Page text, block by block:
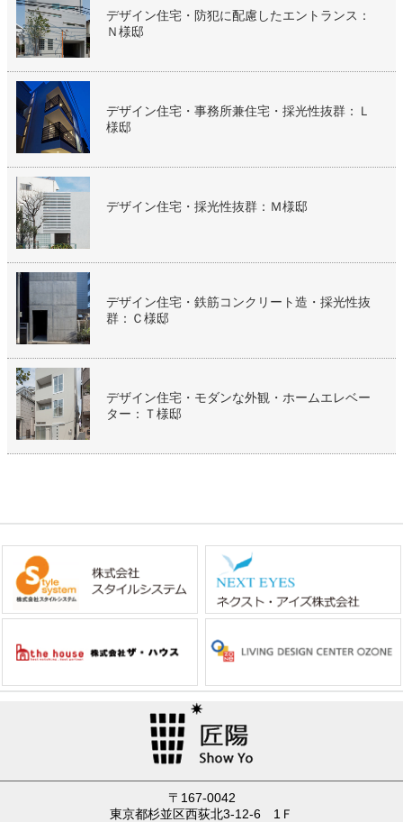
デザイン住宅・防犯に配慮したエントランス：
Ｎ様邸
デザイン住宅・事務所兼住宅・採光性抜群：Ｌ
様邸
デザイン住宅・採光性抜群：Ｍ様邸
デザイン住宅・鉄筋コンクリート造・採光性抜
群：Ｃ様邸
デザイン住宅・モダンな外観・ホームエレベー
ター：Ｔ様邸
〒167-0042
東京都杉並区西荻北3-12-6 1Ｆ